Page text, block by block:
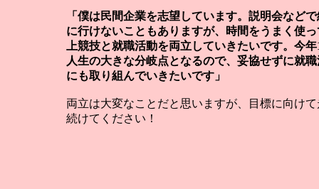
「僕は民間企業を志望しています。説明会など
に行けないこともありますが、時間をうまく使
上競技と就職活動を両立していきたいです。今
人生の大きな分岐点となるので、妥協せずに就
にも取り組んでいきたいです」
両立は大変なことだと思いますが、目標に向け
続けてください！